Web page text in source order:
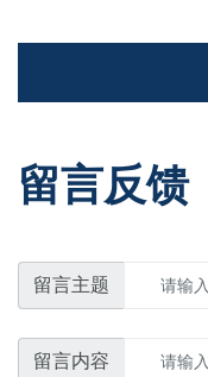
留言反馈
留言主题
留言内容